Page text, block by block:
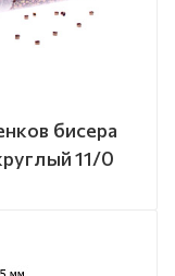
бисера
11/0